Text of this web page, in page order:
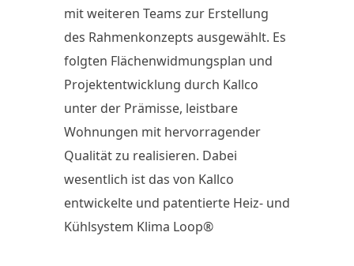
mit weiteren Teams zur Erstellung
des Rahmenkonzepts ausgewählt. Es
folgten Flächenwidmungsplan und
Projektentwicklung durch Kallco
unter der Prämisse, leistbare
Wohnungen mit hervorragender
Qualität zu realisieren. Dabei
wesentlich ist das von Kallco
entwickelte und patentierte Heiz- und
Kühlsystem Klima Loop®